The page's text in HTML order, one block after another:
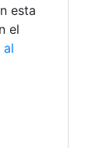
esta
el
al